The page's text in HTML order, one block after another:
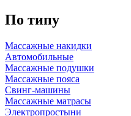
По типу
Массажные накидки
Автомобильные
Массажные подушки
Массажные пояса
Свинг-машины
Массажные матрасы
Электропростыни